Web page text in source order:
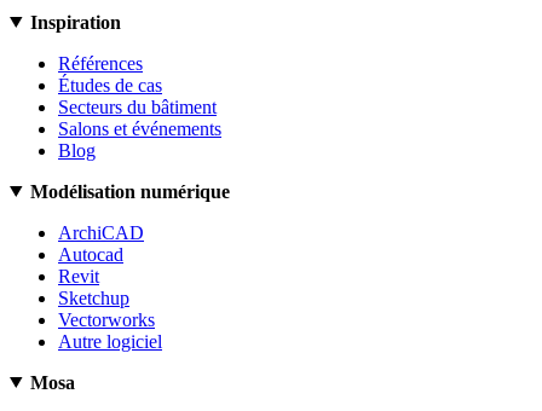
Inspiration
Références
Études de cas
Secteurs du bâtiment
Salons et événements
Blog
Modélisation numérique
ArchiCAD
Autocad
Revit
Sketchup
Vectorworks
Autre logiciel
Mosa